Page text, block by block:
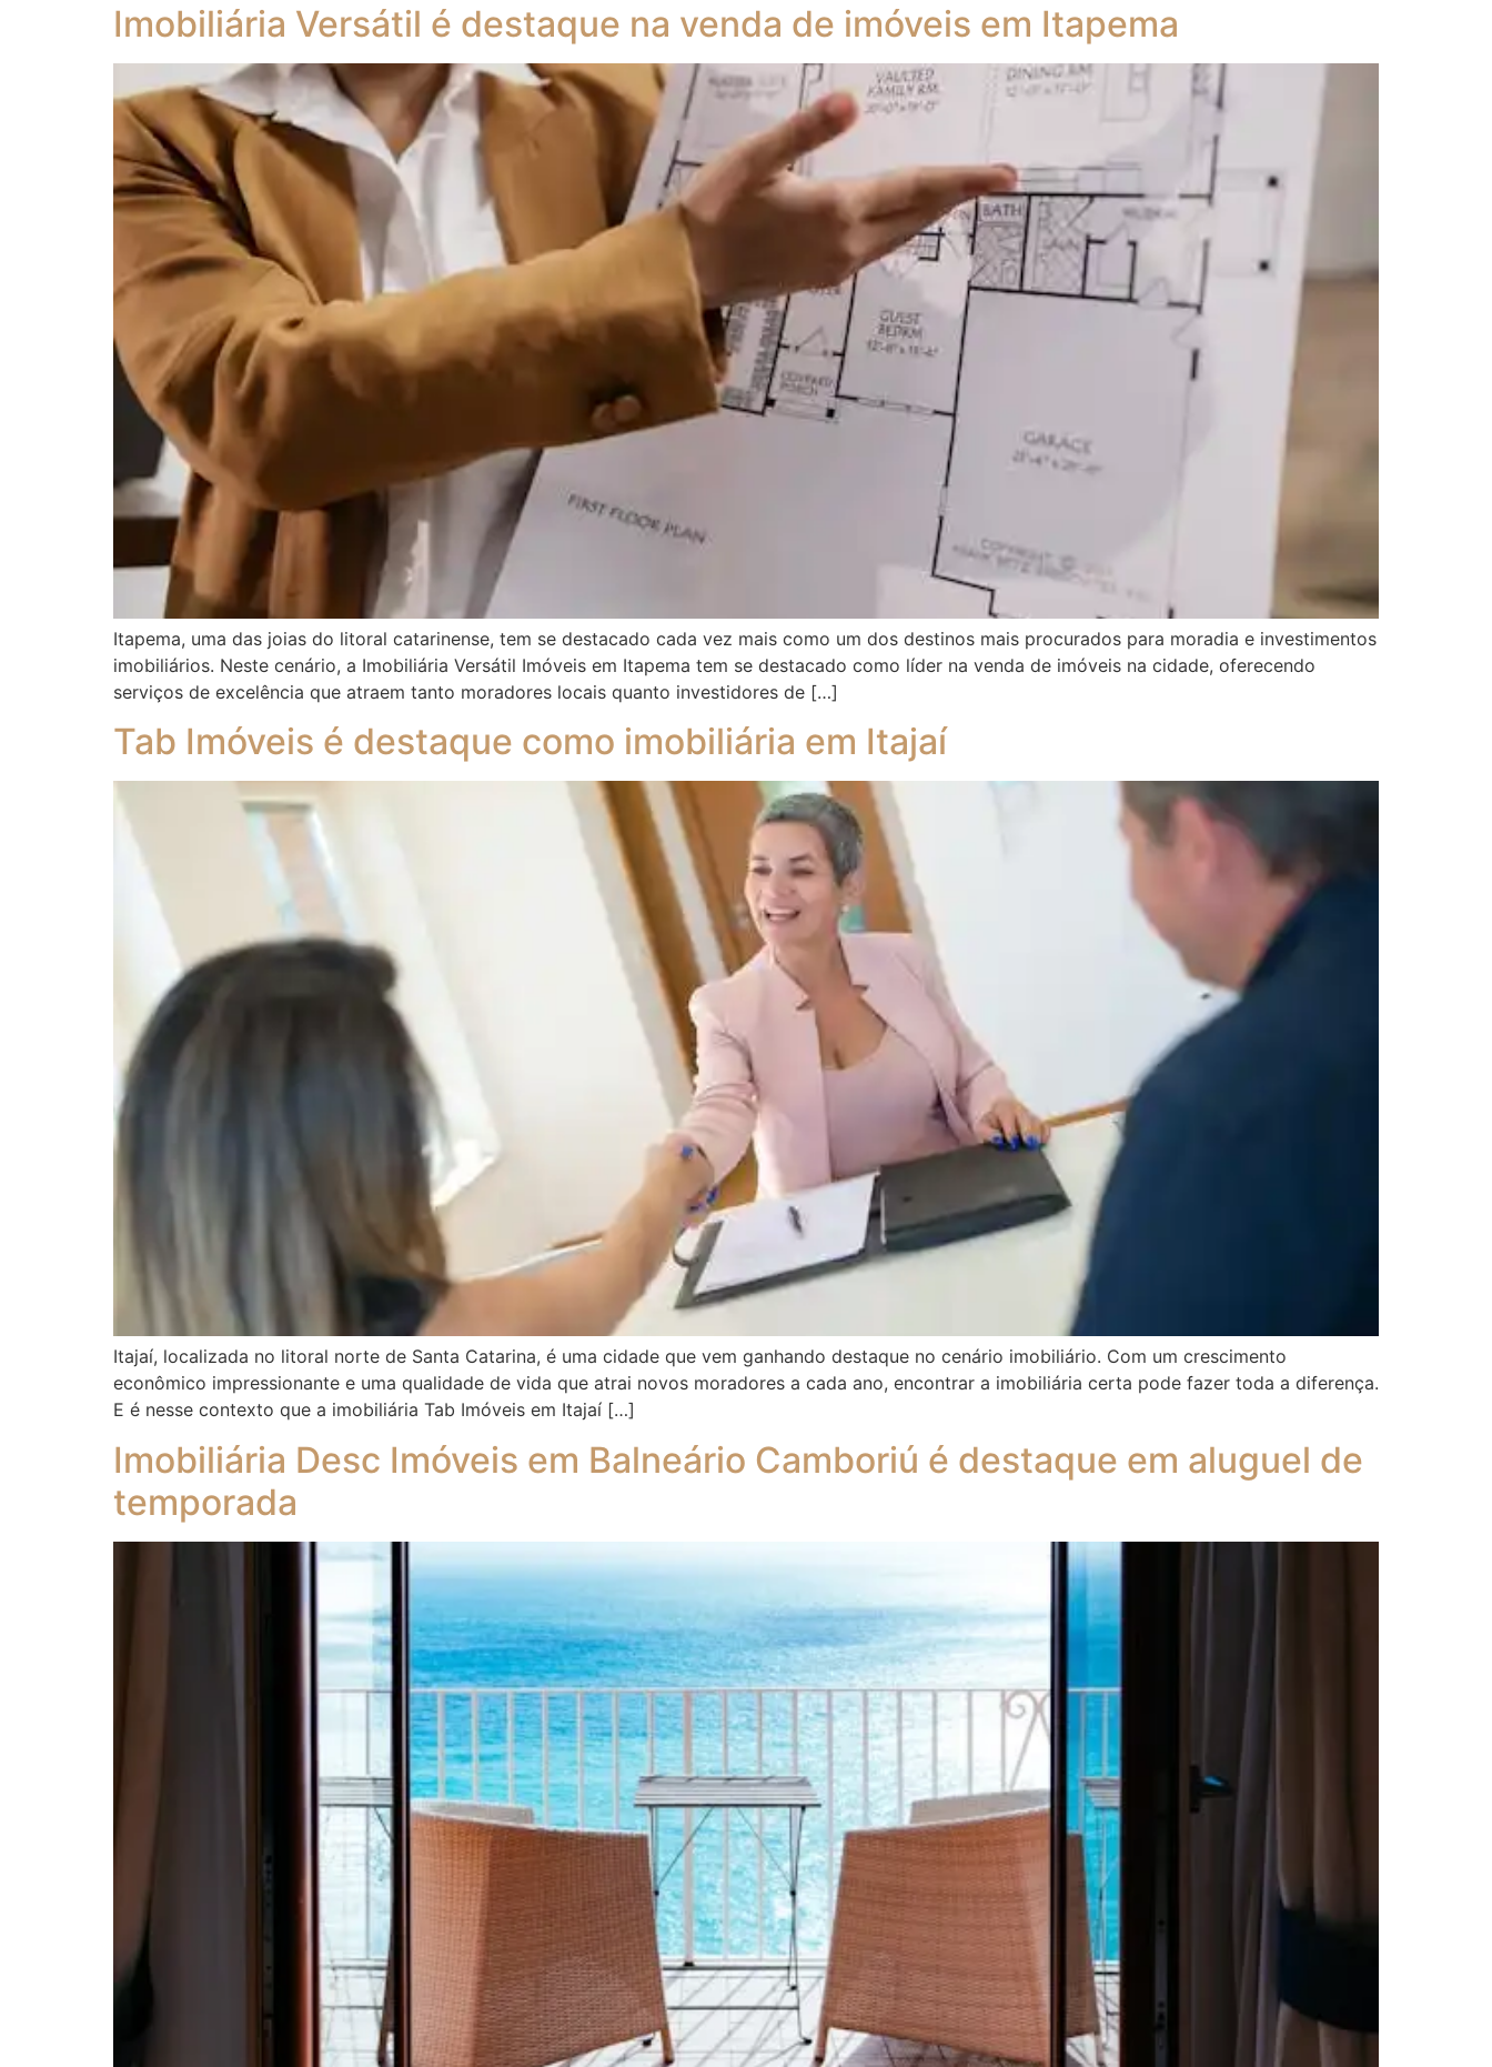
Imobiliária Versátil é destaque na venda de imóveis em Itapema
Itapema, uma das joias do litoral catarinense, tem se destacado cada vez mais como um dos destinos mais procurados para moradia e investimentos
imobiliários. Neste cenário, a Imobiliária Versátil Imóveis em Itapema tem se destacado como líder na venda de imóveis na cidade, oferecendo
serviços de excelência que atraem tanto moradores locais quanto investidores de […]
Tab Imóveis é destaque como imobiliária em Itajaí
Itajaí, localizada no litoral norte de Santa Catarina, é uma cidade que vem ganhando destaque no cenário imobiliário. Com um crescimento
econômico impressionante e uma qualidade de vida que atrai novos moradores a cada ano, encontrar a imobiliária certa pode fazer toda a diferença.
E é nesse contexto que a imobiliária Tab Imóveis em Itajaí […]
Imobiliária Desc Imóveis em Balneário Camboriú é destaque em aluguel de
temporada